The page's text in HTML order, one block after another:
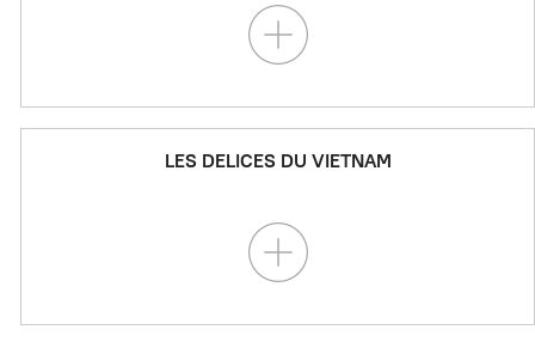
LES DELICES DU VIETNAM